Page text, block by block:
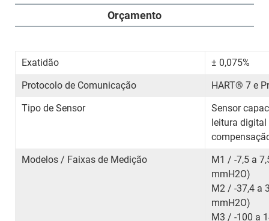
Orçamento
Exatidão
± 0,075%
Protocolo de Comunicação
HART® 7 e
Tipo de Sensor
Sensor
leitura
Modelos / Faixas de Medição
M1 / -7,5 a
mmH2O)
M2 / -37,4 a
mmH2
M3 / -100 a